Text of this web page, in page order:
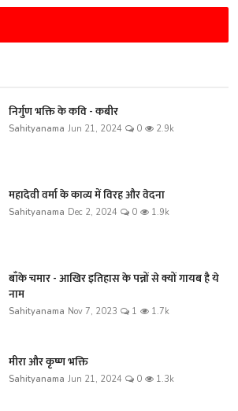
निर्गुण भक्ति के कवि - कबीर
Sahityanama Jun 21, 2024 0 2.9k
महादेवी वर्मा के काव्य में विरह और वेदना
Sahityanama Dec 2, 2024 0 1.9k
बाँके चमार - आखिर इतिहास के पन्नों से क्यों गायब है ये
नाम
Sahityanama Nov 7, 2023 1 1.7k
मीरा और कृष्ण भक्ति
Sahityanama Jun 21, 2024 0 1.3k